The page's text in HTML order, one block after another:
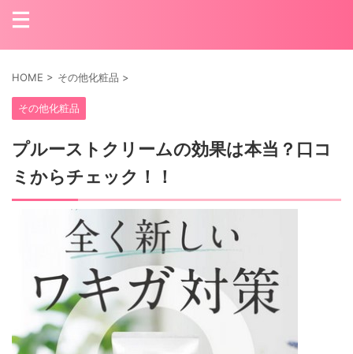
HOME > その他化粧品 >
その他化粧品
プルーストクリームの効果は本当？口コ
ミからチェック！！